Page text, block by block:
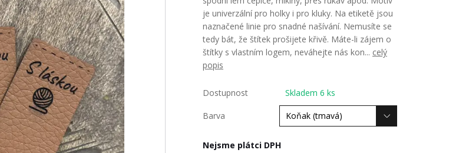
je univerzální pro holky i pro kluky. Na etiketě jsou
naznačené linie pro snadné našívání. Nemusíte se
tedy bát, že štítek prošijete křivě. Máte-li zájem o
štítky s vlastním logem, neváhejte nás kon... celý
popis
Dostupnost Skladem 6 ks
Barva
Nejsme plátci DPH